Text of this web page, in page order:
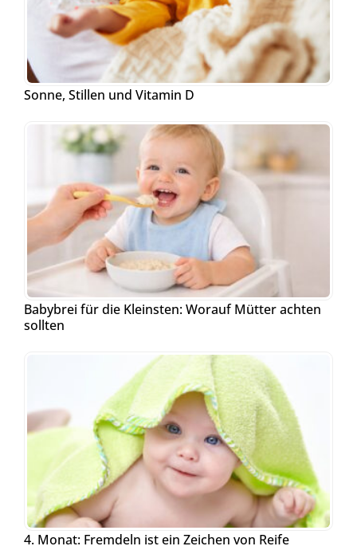
Sonne, Stillen und Vitamin D
Babybrei für die Kleinsten: Worauf Mütter achten
sollten
4. Monat: Fremdeln ist ein Zeichen von Reife